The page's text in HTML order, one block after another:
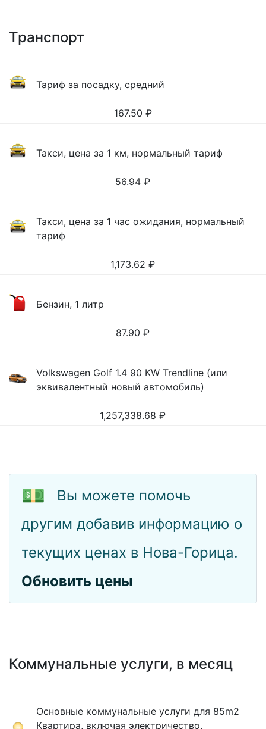
Транспорт
Тариф за посадку, средний
167.50 ₽
Такси, цена за 1 км, нормальный тариф
56.94 ₽
Такси, цена за 1 час ожидания, нормальный
тариф
1,173.62 ₽
Бензин, 1 литр
87.90 ₽
Volkswagen Golf 1.4 90 KW Trendline (или
эквивалентный новый автомобиль)
1,257,338.68 ₽
💵
Вы можете помочь
другим добавив информацию о
текущих ценах в Нова-Горица.
Обновить цены
Коммунальные услуги, в месяц
Основные коммунальные услуги для 85m2
Квартира, включая электричество,